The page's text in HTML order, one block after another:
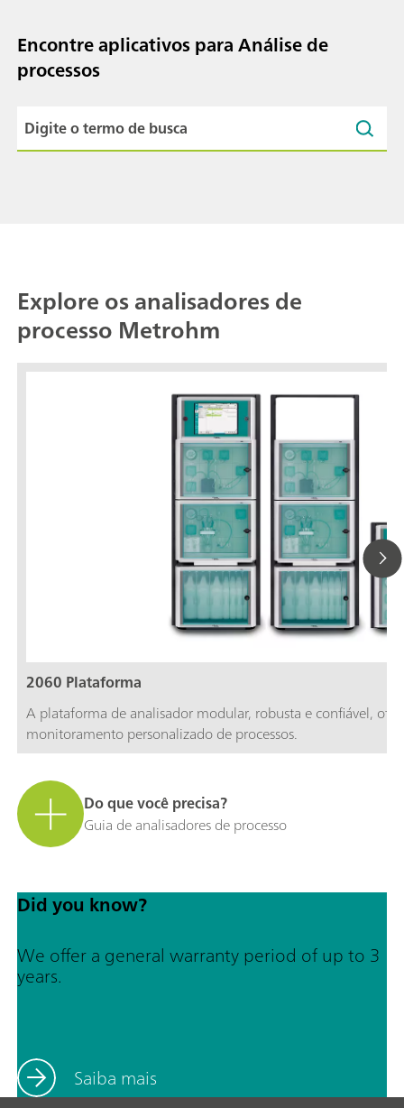
Encontre aplicativos para Análise de
processos
Explore os analisadores de
processo Metrohm
2060 Plataforma
A plataforma de analisador modular, robusta e confiável,
monitoramento personalizado de processos.
Do que você precisa?
Guia de analisadores de processo
Did you know?
We offer a general warranty period of up to 3
years.
Saiba mais